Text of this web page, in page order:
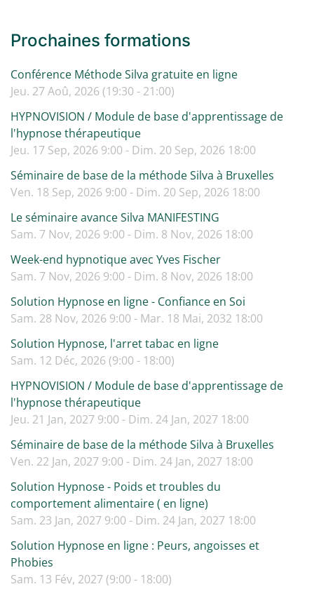
Prochaines formations
Conférence Méthode Silva gratuite en ligne
Jeu. 27 Aoû, 2026 (19:30 - 21:00)
HYPNOVISION / Module de base d'apprentissage de
l'hypnose thérapeutique
Jeu. 17 Sep, 2026 9:00 - Dim. 20 Sep, 2026 18:00
Séminaire de base de la méthode Silva à Bruxelles
Ven. 18 Sep, 2026 9:00 - Dim. 20 Sep, 2026 18:00
Le séminaire avance Silva MANIFESTING
Sam. 7 Nov, 2026 9:00 - Dim. 8 Nov, 2026 18:00
Week-end hypnotique avec Yves Fischer
Sam. 7 Nov, 2026 9:00 - Dim. 8 Nov, 2026 18:00
Solution Hypnose en ligne - Confiance en Soi
Sam. 28 Nov, 2026 9:00 - Mar. 18 Mai, 2032 18:00
Solution Hypnose, l'arret tabac en ligne
Sam. 12 Déc, 2026 (9:00 - 18:00)
HYPNOVISION / Module de base d'apprentissage de
l'hypnose thérapeutique
Jeu. 21 Jan, 2027 9:00 - Dim. 24 Jan, 2027 18:00
Séminaire de base de la méthode Silva à Bruxelles
Ven. 22 Jan, 2027 9:00 - Dim. 24 Jan, 2027 18:00
Solution Hypnose - Poids et troubles du
comportement alimentaire ( en ligne)
Sam. 23 Jan, 2027 9:00 - Dim. 24 Jan, 2027 18:00
Solution Hypnose en ligne : Peurs, angoisses et
Phobies
Sam. 13 Fév, 2027 (9:00 - 18:00)